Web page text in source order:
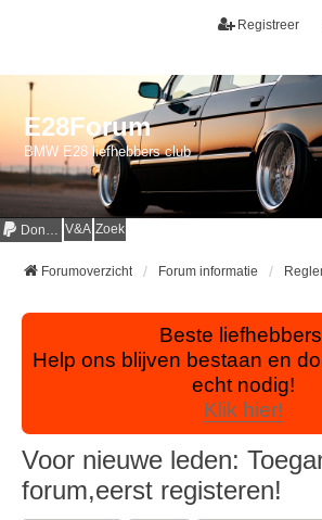
Registreer
E28Forum
BMW E28 liefhebbers club
Donaties V&A Zoek
Forumoverzicht Forum informatie
Beste
Help ons blijven bestaan en
echt nodig!
Klik hier!
Voor nieuwe leden:
forum,eerst registeren!